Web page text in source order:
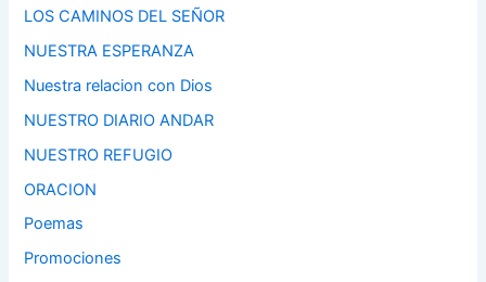
LOS CAMINOS DEL SEÑOR
NUESTRA ESPERANZA
Nuestra relacion con Dios
NUESTRO DIARIO ANDAR
NUESTRO REFUGIO
ORACION
Poemas
Promociones